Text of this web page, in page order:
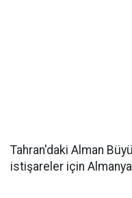
Tahran'daki Alman
istişareler için